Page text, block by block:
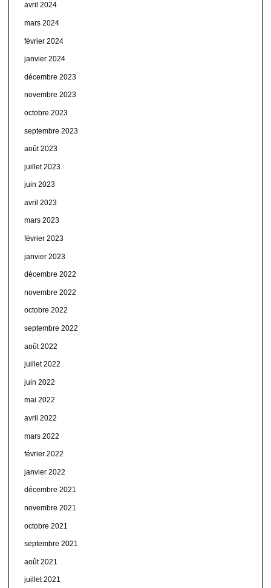
avril 2024
mars 2024
février 2024
janvier 2024
décembre 2023
novembre 2023
octobre 2023
septembre 2023
août 2023
juillet 2023
juin 2023
avril 2023
mars 2023
février 2023
janvier 2023
décembre 2022
novembre 2022
octobre 2022
septembre 2022
août 2022
juillet 2022
juin 2022
mai 2022
avril 2022
mars 2022
février 2022
janvier 2022
décembre 2021
novembre 2021
octobre 2021
septembre 2021
août 2021
juillet 2021